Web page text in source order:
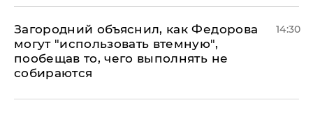
Загородний объяснил, как Федорова
могут "использовать втемную",
пообещав то, чего выполнять не
собираются
14:30